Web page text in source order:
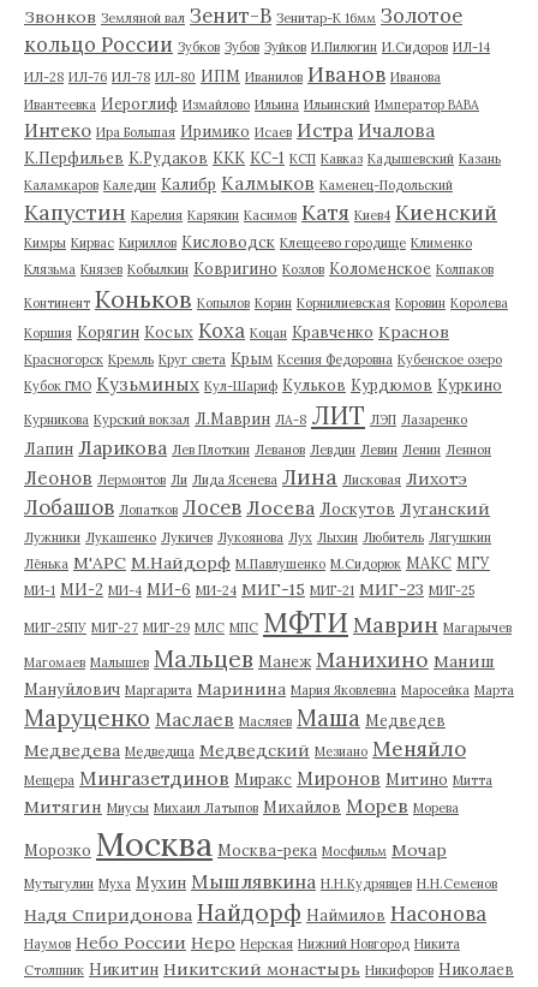
Звонков Земляной вал Зенит-В Зенитар-К 16мм Золотое
кольцо России Зубков Зубов Зуйков И.Пилюгин И.Сидоров ИЛ-14
ИЛ-28 ИЛ-76 ИЛ-78 ИЛ-80 ИПМ Иванилов Иванов Иванова
Ивантеевка Иероглиф Измайлово Ильина Ильинский Император ВАВА
Интеко Ира Большая Иримико Исаев Истра Ичалова
К.Перфильев К.Рудаков ККК КС-1 КСП Кавказ Кадышевский Казань
Каламкаров Каледин Калибр Калмыков Каменец-Подольский
Капустин Карелия Карякин Касимов Катя Киев4 Киенский
Кимры Кирвас Кириллов Кисловодск Клещеево городище Клименко
Клязьма Князев Кобылкин Ковригино Козлов Коломенское Колпаков
Континент Коньков Копылов Корин Корнилиевская Коровин Королева
Коршия Корягин Косых Коха Коцан Кравченко Краснов
Красногорск Кремль Круг света Крым Ксения Федоровна Кубенское озеро
Кубок ГМО Кузьминых Кул-Шариф Кульков Курдюмов Куркино
Курникова Курский вокзал Л.Маврин ЛА-8 ЛИТ ЛЭП Лазаренко
Лапин Ларикова Лев Плоткин Леванов Левдин Левин Ленин Леннон
Леонов Лермонтов Ли Лида Ясенева Лина Лисковая Лихотэ
Лобашов Лопатков Лосев Лосева Лоскутов Луганский
Лужники Лукашенко Лукичев Лукоянова Лух Лыхин Любитель Лягушкин
Лёнька М'АРС М.Найдорф М.Павлушенко М.Сидорюк МАКС МГУ
МИ-1 МИ-2 МИ-4 МИ-6 МИ-24 МИГ-15 МИГ-21 МИГ-23 МИГ-25
МИГ-25ПУ МИГ-27 МИГ-29 МЛС МПС МФТИ Маврин Магарычев
Магомаев Малышев Мальцев Манеж Манихино Маниш
Мануйлович Маргарита Маринина Мария Яковлевна Маросейка Марта
Маруценко Маслаев Масляев Маша Медведев
Медведева Медведица Медведский Мезиано Меняйло
Мещера Мингазетдинов Миракс Миронов Митино Митта
Митягин Миусы Михаил Латыпов Михайлов Морев Морева
Морозко Москва Москва-река Мосфильм Мочар
Мутыгулин Муха Мухин Мышлявкина Н.Н.Кудрявцев Н.Н.Семенов
Надя Спиридонова Найдорф Наймилов Насонова
Наумов Небо России Неро Нерская Нижний Новгород Никита
Столпник Никитин Никитский монастырь Никифоров Николаев